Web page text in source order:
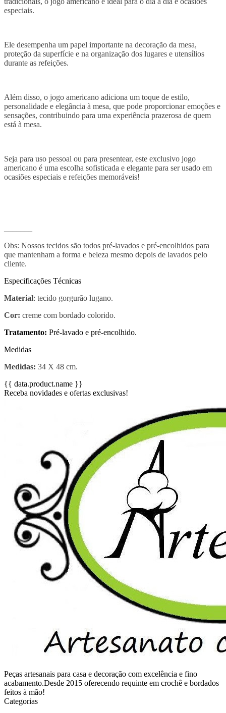
especiais.
Ele desempenha um papel importante na decoração da mesa,
proteção da superfície e na organização dos lugares e utensílios
durante as refeições.
Além disso, o jogo americano adiciona um toque de estilo,
personalidade e elegância à mesa, que pode proporcionar emoções e
sensações, contribuindo para uma experiência prazerosa de quem
está à mesa.
Seja para uso pessoal ou para presentear, este exclusivo jogo
americano é uma escolha sofisticada e elegante para ser usado em
ocasiões especiais e refeições memoráveis!
Obs: Nossos tecidos são todos pré-lavados e pré-encolhidos para
que mantenham a forma e beleza mesmo depois de lavados pelo
cliente.
Especificações Técnicas
Material: tecido gorgurão lugano.
Cor: creme com bordado colorido.
Tratamento: Pré-lavado e pré-encolhido.
Medidas
Medidas: 34 X 48 cm.
{{ data.product.name }}
Receba novidades e ofertas exclusivas!
Peças artesanais para casa e decoração com excelência e fino
acabamento.Desde 2015 oferecendo requinte em crochê e bordados
feitos à mão!
Categorias